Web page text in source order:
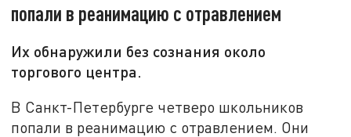
попали в реанимацию с отравлением
Их обнаружили без сознания около
торгового центра.
В Санкт-Петербурге четверо школьников
попали в реанимацию с отравлением. Они